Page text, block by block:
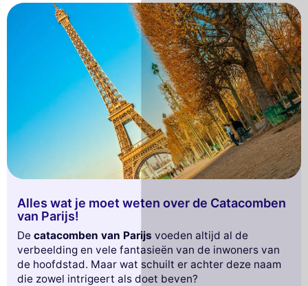
Alles wat je moet weten over de Catacomben
van Parijs!
De catacomben van Parijs voeden altijd al de
verbeelding en vele fantasieën van de inwoners van
de hoofdstad. Maar wat schuilt er achter deze naam
die zowel intrigeert als doet beven?